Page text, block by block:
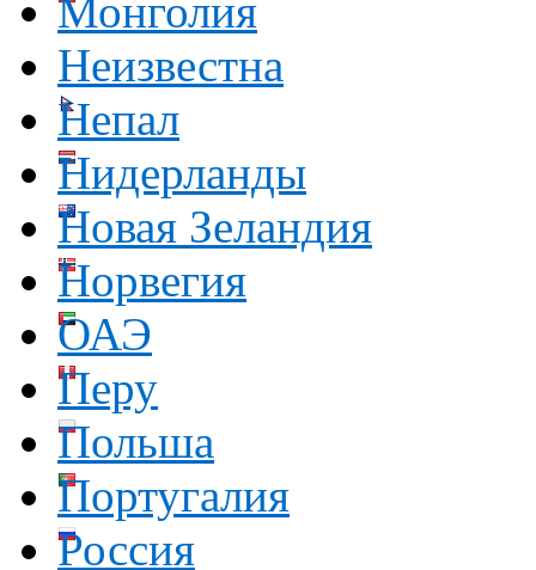
Монголия
Неизвестна
Непал
Нидерланды
Новая Зеландия
Норвегия
ОАЭ
Перу
Польша
Португалия
Россия